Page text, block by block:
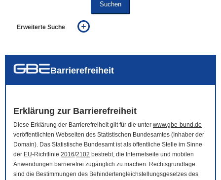
Suchen
Erweiterte Suche
auch in allen Texten suchen (Volltextsuche)
Barrierefreiheit
Erklärung zur Barrierefreiheit
Diese Erklärung der Barrierefreiheit gilt für die unter www.gbe-bund.de
veröffentlichten Webseiten des Statistischen Bundesamtes (Inhaber der
Domain). Das Statistische Bundesamt ist als öffentliche Stelle im Sinne
der EU-Richtlinie 2016/2102 bestrebt, die Internetseite und mobilen
Anwendungen barrierefrei zugänglich zu machen. Rechtsgrundlage
sind die Bestimmungen des Behindertengleichstellungsgesetzes des